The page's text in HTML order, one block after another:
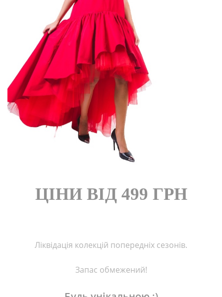
ЦІНИ ВІД 499 ГРН
Ліквідація колекцій попередніх сезонів.
Запас обмежений!